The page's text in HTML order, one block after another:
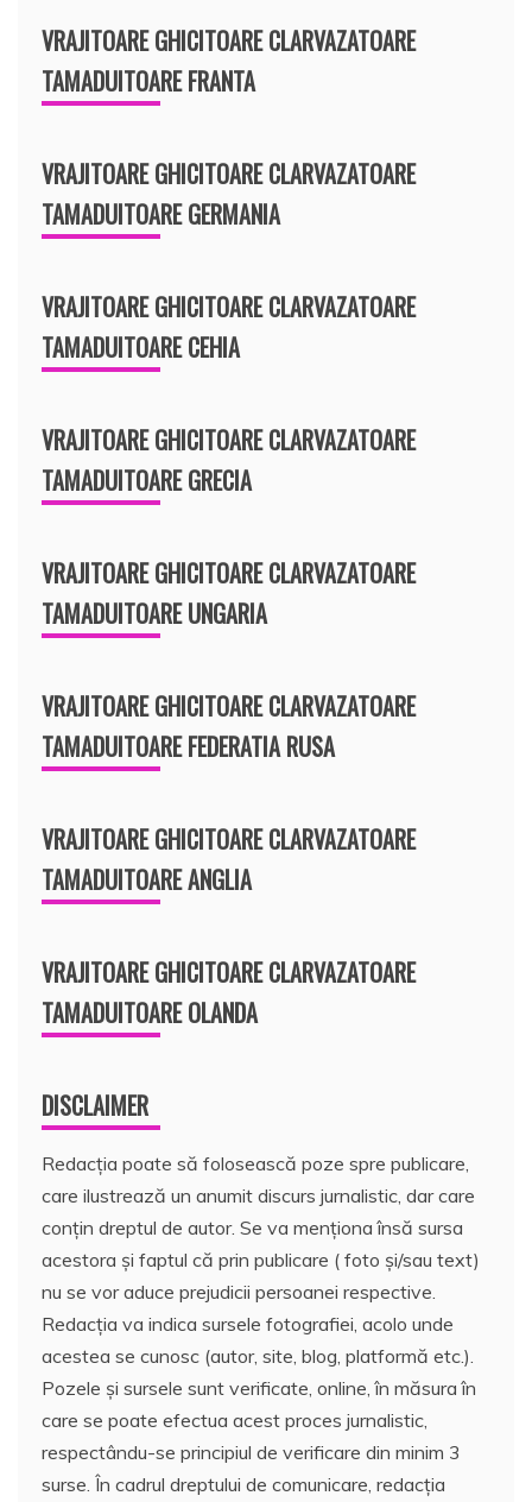
VRAJITOARE GHICITOARE CLARVAZATOARE
TAMADUITOARE FRANTA
VRAJITOARE GHICITOARE CLARVAZATOARE
TAMADUITOARE GERMANIA
VRAJITOARE GHICITOARE CLARVAZATOARE
TAMADUITOARE CEHIA
VRAJITOARE GHICITOARE CLARVAZATOARE
TAMADUITOARE GRECIA
VRAJITOARE GHICITOARE CLARVAZATOARE
TAMADUITOARE UNGARIA
VRAJITOARE GHICITOARE CLARVAZATOARE
TAMADUITOARE FEDERATIA RUSA
VRAJITOARE GHICITOARE CLARVAZATOARE
TAMADUITOARE ANGLIA
VRAJITOARE GHICITOARE CLARVAZATOARE
TAMADUITOARE OLANDA
DISCLAIMER
Redacția poate să folosească poze spre publicare,
care ilustrează un anumit discurs jurnalistic, dar care
conțin dreptul de autor. Se va menționa însă sursa
acestora și faptul că prin publicare ( foto și/sau text)
nu se vor aduce prejudicii persoanei respective.
Redacția va indica sursele fotografiei, acolo unde
acestea se cunosc (autor, site, blog, platformă etc.).
Pozele și sursele sunt verificate, online, în măsura în
care se poate efectua acest proces jurnalistic,
respectându-se principiul de verificare din minim 3
surse. În cadrul dreptului de comunicare, redacția